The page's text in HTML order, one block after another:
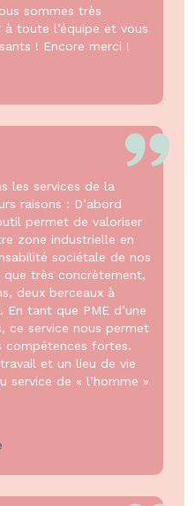
sommes très
toute l’équipe et vous
! Encore merci !
les services de la
raisons : D’abord
permet de valoriser
zone industrielle en
sociétale de nos
que très concrètement,
deux berceaux à
tant que PME d’une
ce service nous permet
compétences fortes.
et un lieu de vie
service de « l’homme »